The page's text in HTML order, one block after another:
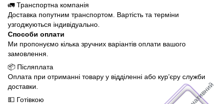
🚛 Транспортна компанія
Доставка попутним транспортом. Вартість та терміни
узгоджуються індивідуально.
Способи оплати
Ми пропонуємо кілька зручних варіантів оплати вашого
замовлення.
📦 Післяплата
Оплата при отриманні товару у відділенні або кур’єру служби
доставки.
💵 Готівкою